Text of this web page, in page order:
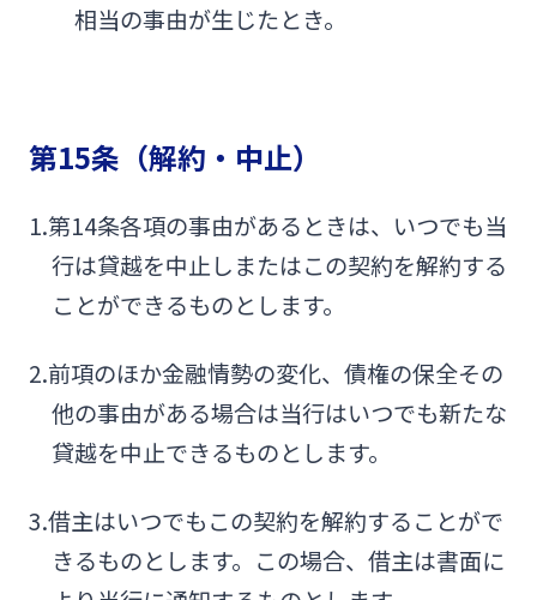
相当の事由が生じたとき。
第15条（解約・中止）
1.第14条各項の事由があるときは、いつでも当
行は貸越を中止しまたはこの契約を解約する
ことができるものとします。
2.前項のほか金融情勢の変化、債権の保全その
他の事由がある場合は当行はいつでも新たな
貸越を中止できるものとします。
3.借主はいつでもこの契約を解約することがで
きるものとします。この場合、借主は書面に